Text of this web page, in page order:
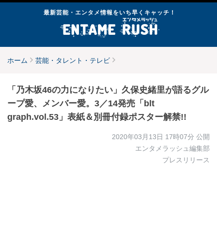
最新芸能・エンタメ情報をいち早くキャッチ！
ホーム 芸能・タレント・テレビ
「乃木坂46の力になりたい」久保史緒里が語るグル
ープ愛、メンバー愛。3／14発売「blt
graph.vol.53」表紙＆別冊付録ポスター解禁!!
2020年03月13日 17時07分 公開
エンタメラッシュ編集部
プレスリリース